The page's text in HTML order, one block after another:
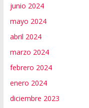
junio 2024
mayo 2024
abril 2024
marzo 2024
febrero 2024
enero 2024
diciembre 2023